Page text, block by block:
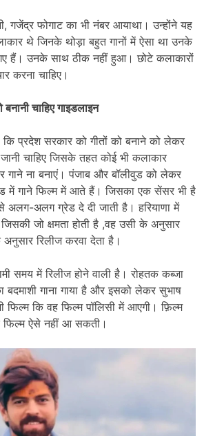
गजेंद्र फोगाट का भी नंबर आयाथा। उन्होंने यह
थे जिनके थोड़ा बहुत गानों में ऐसा था उनके
हैं। उनके साथ ठीक नहीं हुआ। छोटे कलाकारों
करना चाहिए।
चाहिए गाइडलाइन
प्रदेश सरकार को गीतों को बनाने को लेकर
चाहिए जिसके तहत कोई भी कलाकार
गाने ना बनाएं। पंजाब और बॉलीवुड को लेकर
में गाने फिल्म में आते हैं। जिसका एक सेंसर भी है
अलग ग्रेड दे दी जाती है। हरियाणा में
जो क्षमता होती है ,वह उसी के अनुसार
रिलीज करवा देता है।
समय में रिलीज होने वाली है। रोहतक कब्जा
बदमाशी गाना गाया है और इसको लेकर सुभाष
फिल्म कि वह फिल्म पॉलिसी में आएगी। फ़िल्म
ऐसे नहीं आ सकती।